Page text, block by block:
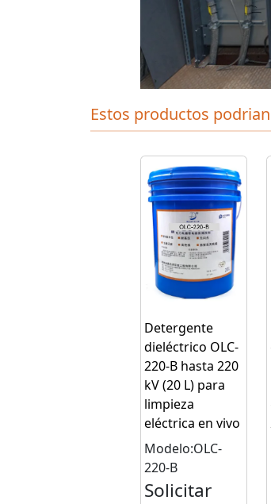
Estos productos
Detergente
dieléctrico OLC-
220-B hasta 220
kV (20 L) para
limpieza
eléctrica en vivo
Modelo:OLC-
220-B
Solicitar